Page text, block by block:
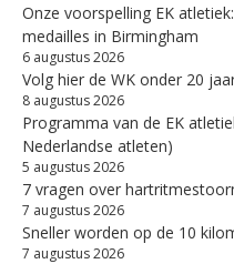
Onze voorspelling EK
medailles in Birmingham
6 augustus 2026
Volg hier de WK onder 20
8 augustus 2026
Programma van de EK
Nederlandse atleten)
5 augustus 2026
7 vragen over
7 augustus 2026
Sneller worden op de 10
7 augustus 2026